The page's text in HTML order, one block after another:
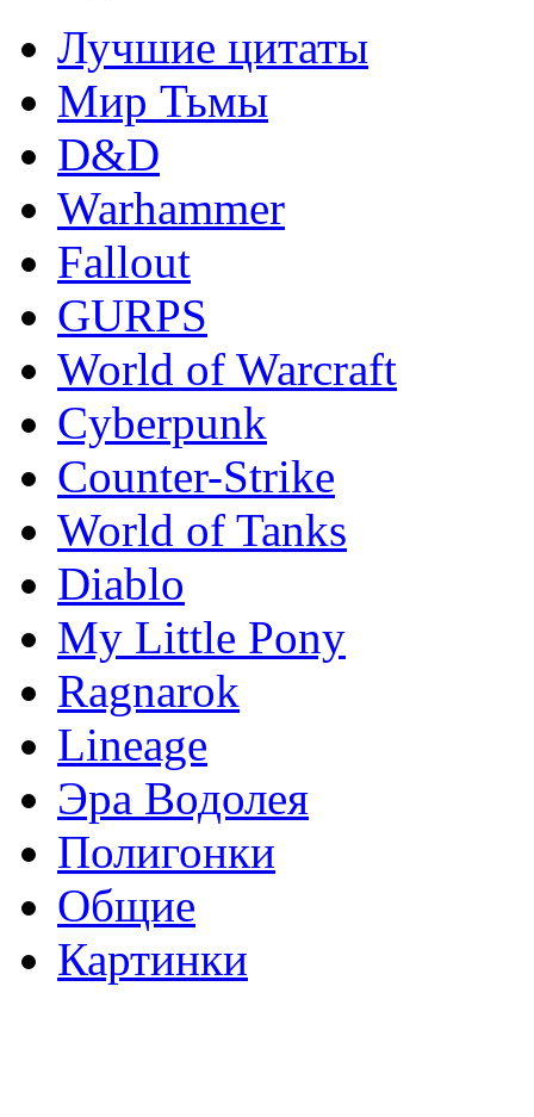
Лучшие цитаты
Мир Тьмы
D&D
Warhammer
Fallout
GURPS
World of Warcraft
Сyberpunk
Counter-Strike
World of Tanks
Diablo
My Little Pony
Ragnarok
Lineage
Эра Водолея
Полигонки
Общие
Картинки